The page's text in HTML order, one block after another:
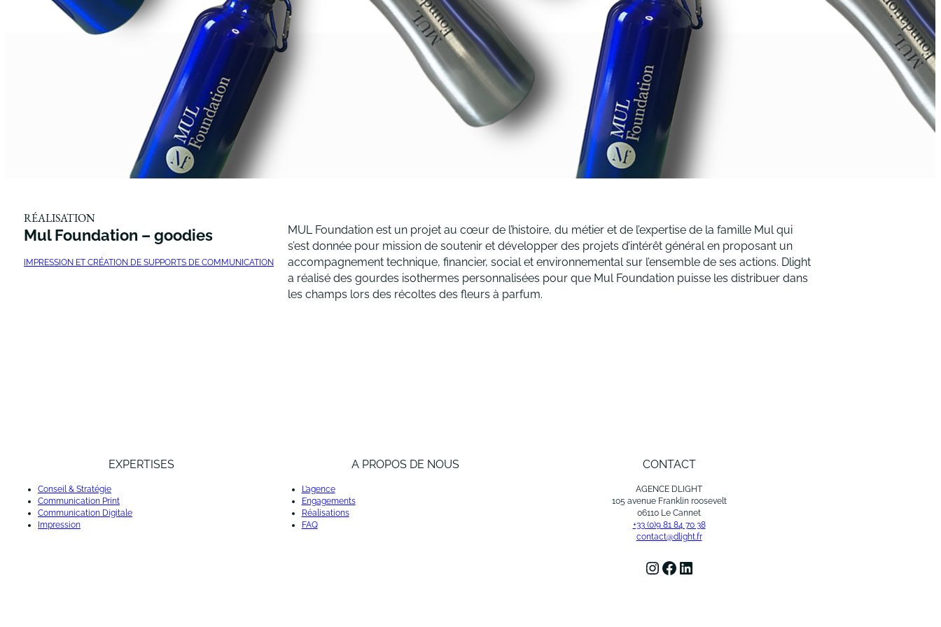
RÉALISATION
Mul Foundation – goodies
IMPRESSION ET CRÉATION DE SUPPORTS DE COMMUNICATION
MUL Foundation est un projet au cœur de l’histoire, du métier et de l’expertise de la famille Mul qui
s’est donnée pour mission de soutenir et développer des projets d’intérêt général en proposant un
accompagnement technique, financier, social et environnemental sur l’ensemble de ses actions. Dlight
a réalisé des gourdes isothermes personnalisées pour que Mul Foundation puisse les distribuer dans
les champs lors des récoltes des fleurs à parfum.
EXPERTISES
Conseil & Stratégie
Communication Print
Communication Digitale
Impression
A PROPOS DE NOUS
L’agence
Engagements
Réalisations
FAQ
CONTACT
AGENCE DLIGHT
105 avenue Franklin roosevelt
06110 Le Cannet
+33 (0)9 81 84 70 38
contact@dlight.fr
InstagramFacebook LinkedIn